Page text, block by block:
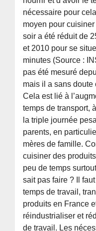
nécessaire pour
moyen pour
soir a été réduit de
et 2010 pour se
minutes (Source :
pas été mesuré
mais il a sans doute
Cela est lié à
temps de transport,
la triple journée
parents, en
mères de famille.
cuisiner des
peu de temps
sait pas faire ? Il
temps de travail,
produits en France
réindustrialiser et
de travail. Les